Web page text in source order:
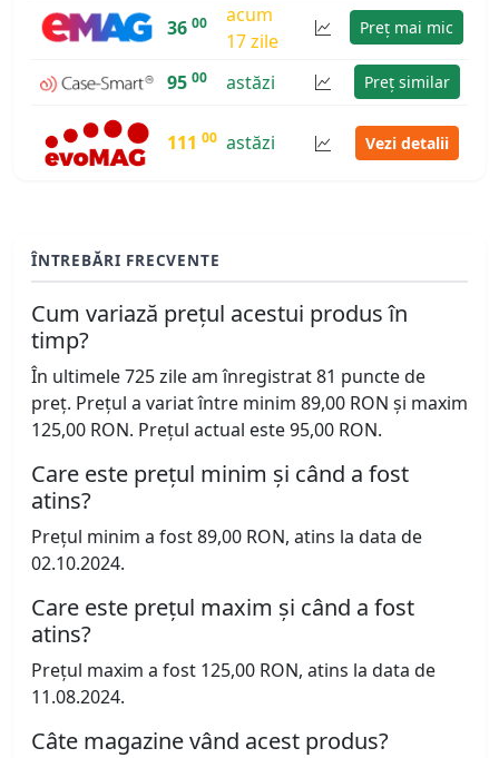
36 00
acum
17 zile
Preț mai mic
95 00 astăzi Preț similar
111 00 astăzi Vezi detalii
ÎNTREBĂRI FRECVENTE
Cum variază prețul acestui produs în
timp?
În ultimele 725 zile am înregistrat 81 puncte de
preț. Prețul a variat între minim 89,00 RON și maxim
125,00 RON. Prețul actual este 95,00 RON.
Care este prețul minim și când a fost
atins?
Prețul minim a fost 89,00 RON, atins la data de
02.10.2024.
Care este prețul maxim și când a fost
atins?
Prețul maxim a fost 125,00 RON, atins la data de
11.08.2024.
Câte magazine vând acest produs?